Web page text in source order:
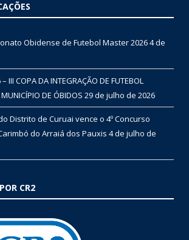
Obidense de Futebol Master 20264 de
III COPA DA INTEGRAÇÃO DE FUTEBOL
DE ÓBIDOS 29 de julho de 2026
Distrito de Curuai vence o 4º Concurso
do Arraiá dos Pauxis 4 de julho de
CR2